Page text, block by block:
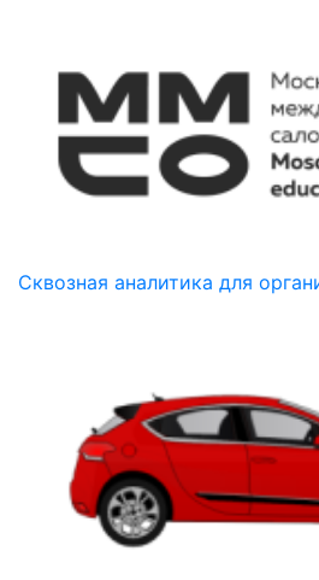
Сквозная аналитика для